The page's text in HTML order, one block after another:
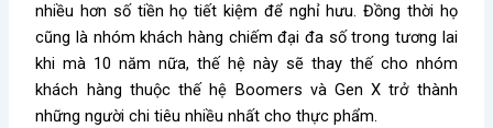
nhiều hơn số tiền họ tiết kiệm để nghỉ hưu. Đồng thời họ
cũng là nhóm khách hàng chiếm đại đa số trong tương lai
khi mà 10 năm nữa, thế hệ này sẽ thay thế cho nhóm
khách hàng thuộc thế hệ Boomers và Gen X trở thành
những người chi tiêu nhiều nhất cho thực phẩm.